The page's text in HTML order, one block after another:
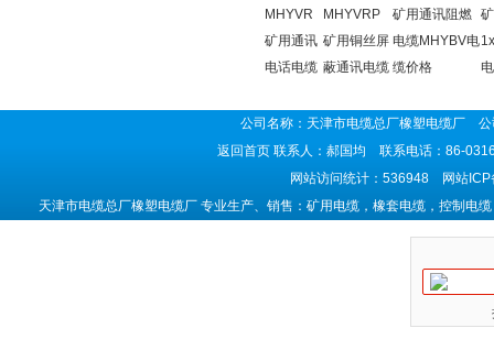
MHYVR
矿用通讯
电话电缆
MHYVRP
矿用铜丝屏
蔽通讯电缆
矿用通讯阻燃
电缆MHYBV电
缆价格
公司名称：天津市电缆总厂橡塑电缆厂
返回首页联系人：郝国均 联系电话：86-
网站访问统计：536948 网站ICP
天津市电缆总厂橡塑电缆厂 专业生产、销售：矿用电缆，橡套电缆，控制电